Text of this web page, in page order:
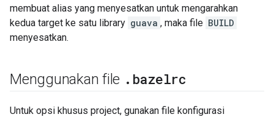
membuat alias yang menyesatkan untuk mengarahkan
kedua target ke satu library guava , maka file BUILD
menyesatkan.
Menggunakan file . bazelrc
Untuk opsi khusus project, gunakan file konfigurasi